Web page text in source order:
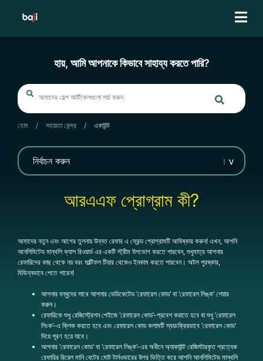
হায়, আমি আপনাকে কিভাবে সাহায্য করতে পারি?
হোম / সহায়তা কেন্দ্র / একাউন্ট
আরএএফ প্রোগ্রাম কী?
আমাদের নতুন এবং আগের তুলনায় উন্নত রেফার এ ফ্রেন্ড প্রোগ্রামটি আবিষ্কার করুন! এখন, আপনি
আনলিমিটেড মান্থলি ক্যাশ রিওয়ার্ড এর একটি স্ট্রীম উপভোগ করতে পারবেন, শুধুমাত্র আপনার
রেফারিদের কাছ থেকে নয় বরং মাল্টিফল টিয়ার থেকেও ইনকাম করতে পারবেন। অটল পুরষ্কার,
বিভিন্নভাবে পেতে পারেন!
আপনার বন্ধুদের সাথে আপনার ডেডিকেটেড ‘রেফারেল কোড‘ বা ‘রেফারেল লিঙ্ক‘ শেয়ার
করুন।
রেফারিকে শুধু রেজিস্ট্রেশন পেইজে ‘রেফারেল কোড’-প্রবেশ করাতে হবে বা শুধু ‘রেফারেল
লিংক’-এ ক্লিক করতে হবে এবং রেফারেল কোড কলামটি স্বয়ংক্রিয়ভাবে ‘রেফারেল কোড’
দিয়ে পূরণ হয়ে যাবে।
আপনার ‘রেফারেল কোড’ বা ‘রেফারেল লিঙ্ক’-এর অধীনে অ্যাকাউন্ট রেজিস্টারকৃত প্রত্যেক
রেফারির রিয়েল মানি বেটের মোট টার্নওভারের উপর ভিত্তি করে আপনি আনলিমিটেড মান্থলি